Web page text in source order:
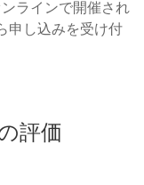
ラインで開催され
申し込みを受け付
評価